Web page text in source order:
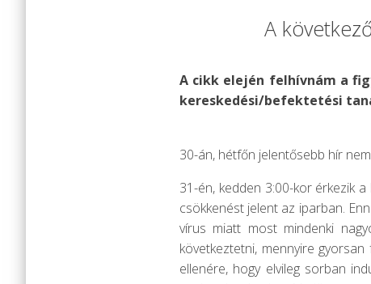
A
A cikk elején felhívnám a
kereskedési/befektetési
30-án, hétfőn jelentősebb hír
31-én, kedden 3:00-kor érkezik
csökkenést jelent az iparban.
vírus miatt most mindenki
következtetni, mennyire
ellenére, hogy elvileg sorban